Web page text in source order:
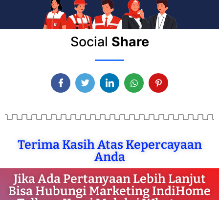
Social Share
Terima Kasih Atas Kepercayaan
Anda
Jika Ada Pertanyaan Lebih Lanjut
Bisa Hubungi Marketing IndiHome